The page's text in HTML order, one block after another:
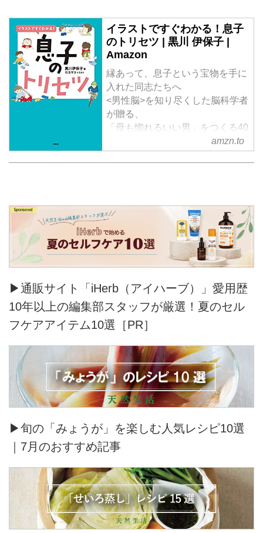
イラストですぐわかる！息子
のトリセツ | 黒川 伊保子 |
Amazon
縁あって、息子という宝物を手に
入れた同志たちへ
<男性脳>を知り尽くした脳科学者
が贈る、
「母も惚れるいい男」をつくる40
amzn.to
▶通販サイト「iHerb（アイハーブ）」愛用歴
10年以上の編集部スタッフが厳選！夏のセル
フケアアイテム10選［PR］
▶旬の「みょうが」を楽しむ人気レシピ10選
｜7月のおすすめ記事